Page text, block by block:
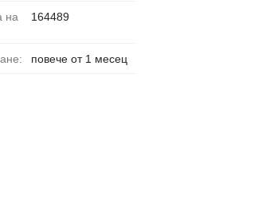
164489
повече от 1 месец